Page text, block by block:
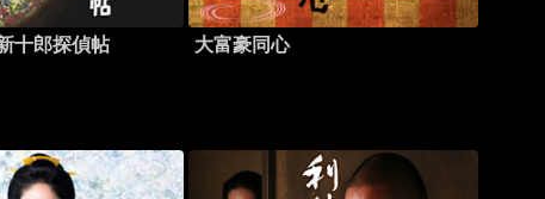
十郎探偵帖 大富豪同心